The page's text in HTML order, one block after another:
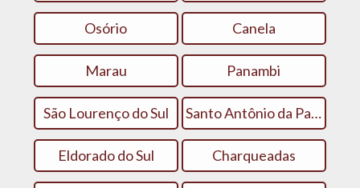
Osório Canela
Marau Panambi
São Lourenço do Sul Santo Antônio da Patrulha
Eldorado do Sul Charqueadas